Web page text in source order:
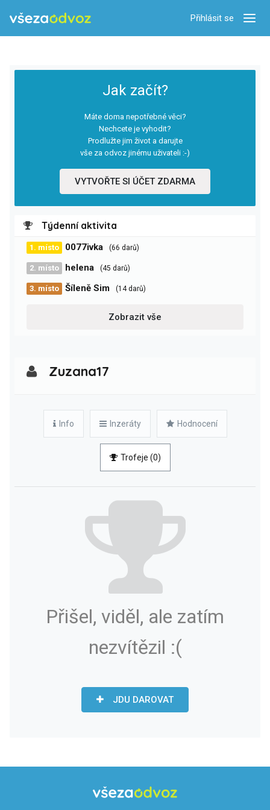
Přihlásit se
Jak začít?
Máte doma nepotřebné věci?
Nechcete je vyhodit?
Prodlužte jim život a darujte
vše za odvoz jinému uživateli :-)
VYTVOŘTE SI ÚČET ZDARMA
Týdenní aktivita
1. místo 0077ivka (66 darů)
2. místo helena (45 darů)
3. místo Šíleně Sim (14 darů)
Zobrazit vše
Zuzana17
Info Inzeráty Hodnocení
Trofeje (0)
Přišel, viděl, ale zatím
nezvítězil :(
JDU DAROVAT